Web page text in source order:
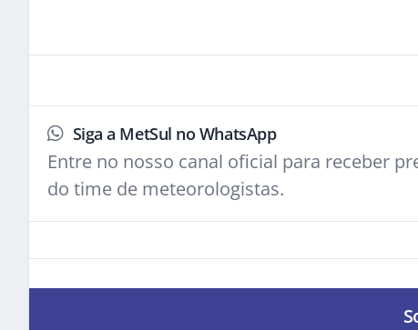
Siga a MetSul no WhatsApp
Entre no nosso canal oficial para receber
do time de meteorologistas.